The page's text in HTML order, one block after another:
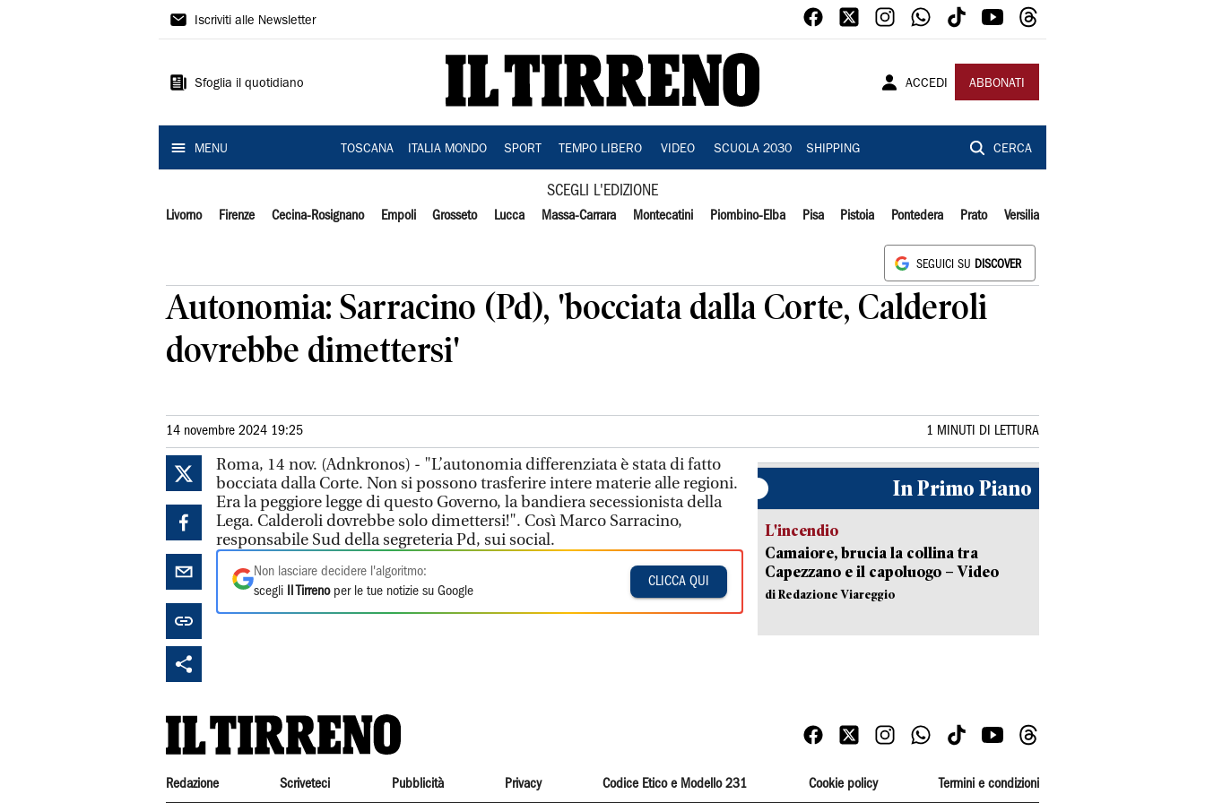
Il
Iscriviti alle Newsletter
Sfoglia il quotidiano ACCEDI ABBONATI
MENU TOSCANA ITALIA MONDO SPORT TEMPO LIBERO VIDEO SCUOLA 2030 SHIPPING CERCA
SCEGLI L'EDIZIONE
Livorno Firenze Cecina-Rosignano Empoli Grosseto Lucca Massa-Carrara Montecatini Piombino-Elba Pisa Pistoia Pontedera Prato Versilia
SEGUICI SU DISCOVER
Autonomia: Sarracino (Pd), 'bocciata dalla Corte, Calderoli
dovrebbe dimettersi'
14 novembre 2024 19:25 1 MINUTI DI LETTURA
Roma, 14 nov. (Adnkronos) - "L’autonomia differenziata è stata di fatto
bocciata dalla Corte. Non si possono trasferire intere materie alle regioni.
Era la peggiore legge di questo Governo, la bandiera secessionista della
Lega. Calderoli dovrebbe solo dimettersi!". Così Marco Sarracino,
responsabile Sud della segreteria Pd, sui social.
Non lasciare decidere l'algoritmo:
scegli
Il Tirrenoper le tue notizie su Google
CLICCA QUI
In Primo Piano
L'incendio
Camaiore, brucia la collina tra
Capezzano e il capoluogo – Video
di Redazione Viareggio
Redazione Scriveteci Pubblicità Privacy Codice Etico e Modello 231 Cookie policy Termini e condizioni